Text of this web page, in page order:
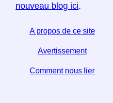
nouveau blog ici.
A propos de ce site
Avertissement
Comment nous lier